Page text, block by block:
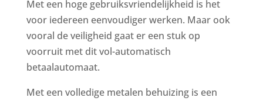
Met een hoge gebruiksvriendelijkheid is het
voor iedereen eenvoudiger werken. Maar ook
vooral de veiligheid gaat er een stuk op
voorruit met dit vol-automatisch
betaalautomaat.
Met een volledige metalen behuizing is een